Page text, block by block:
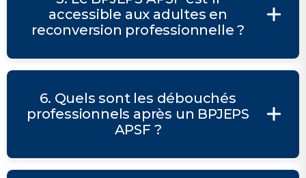
accessible aux adultes en
reconversion professionnelle ?
6. Quels sont les débouchés
professionnels après un BPJEPS
APSF ?